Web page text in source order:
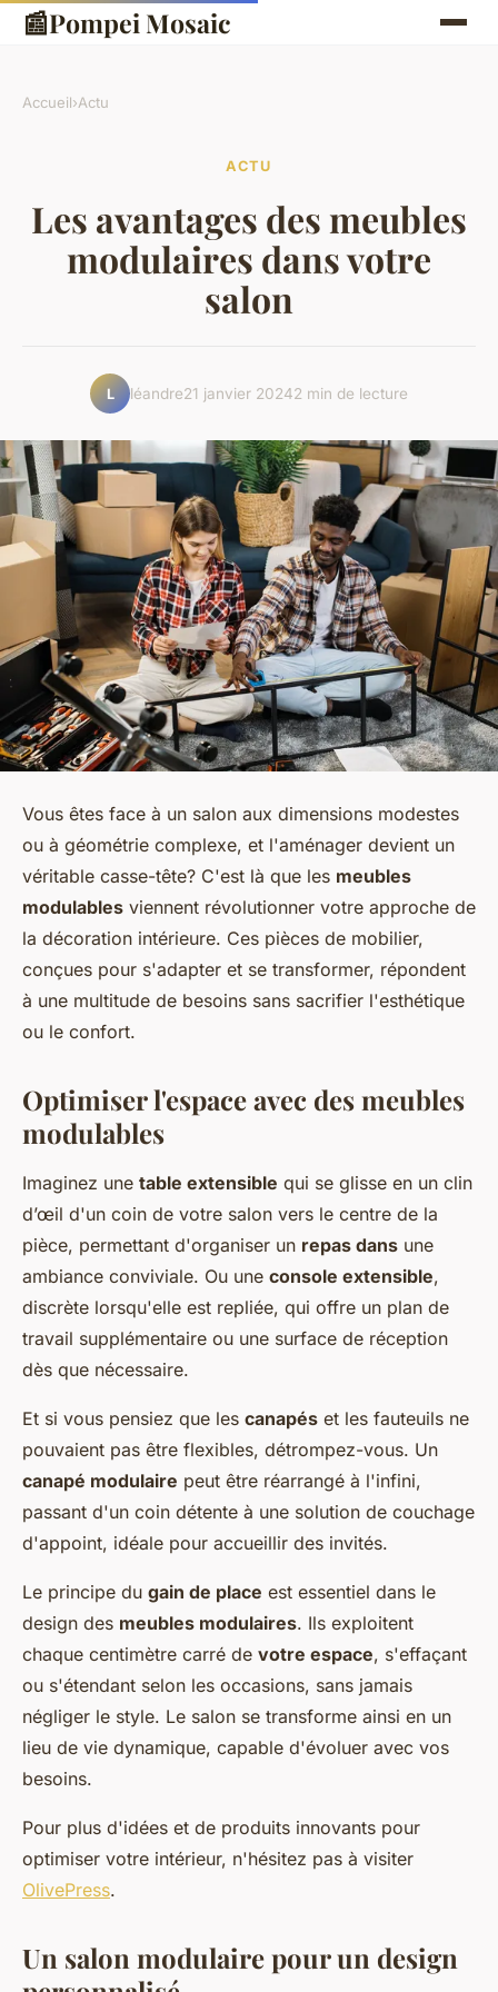
📰Pompei Mosaic
Accueil›Actu
ACTU
Les avantages des meubles
modulaires dans votre
salon
L léandre21 janvier 20242 min de lecture
Vous êtes face à un salon aux dimensions modestes
ou à géométrie complexe, et l'aménager devient un
véritable casse-tête? C'est là que les meubles
modulables viennent révolutionner votre approche de
la décoration intérieure. Ces pièces de mobilier,
conçues pour s'adapter et se transformer, répondent
à une multitude de besoins sans sacrifier l'esthétique
ou le confort.
Optimiser l'espace avec des meubles
modulables
Imaginez une table extensible qui se glisse en un clin
d’œil d'un coin de votre salon vers le centre de la
pièce, permettant d'organiser un repas dans une
ambiance conviviale. Ou une console extensible,
discrète lorsqu'elle est repliée, qui offre un plan de
travail supplémentaire ou une surface de réception
dès que nécessaire.
Et si vous pensiez que les canapés et les fauteuils ne
pouvaient pas être flexibles, détrompez-vous. Un
canapé modulaire peut être réarrangé à l'infini,
passant d'un coin détente à une solution de couchage
d'appoint, idéale pour accueillir des invités.
Le principe du gain de place est essentiel dans le
design des meubles modulaires. Ils exploitent
chaque centimètre carré de votre espace, s'effaçant
ou s'étendant selon les occasions, sans jamais
négliger le style. Le salon se transforme ainsi en un
lieu de vie dynamique, capable d'évoluer avec vos
besoins.
Pour plus d'idées et de produits innovants pour
optimiser votre intérieur, n'hésitez pas à visiter
OlivePress.
Un salon modulaire pour un design